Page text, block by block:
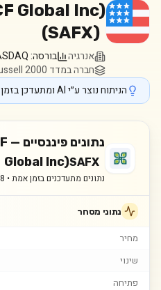
Global Inc)
(SAFX)
אנרגיה בורסה:
חברה במדד Russell 2000
הניתוח נוצר ע״י AI ומתעדכן בזמן אמת
נתונים פיננסיים —
Global Inc)SAFX
נתונים מתעדכנים בזמן אמת • 8 באוג׳, 15:02
נתוני מסחר
מחיר
שינוי
פתיחה